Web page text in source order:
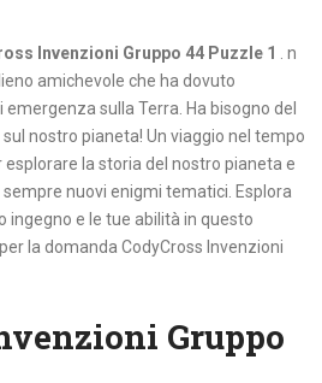
Invenzioni Gruppo 44 Puzzle 1 . n
amichevole che ha dovuto
sulla Terra. Ha bisogno del
nostro pianeta! Un viaggio nel tempo
la storia del nostro pianeta e
sempre nuovi enigmi tematici. Esplora
ingegno e le tue abilità in questo
la domanda CodyCross Invenzioni
Gruppo